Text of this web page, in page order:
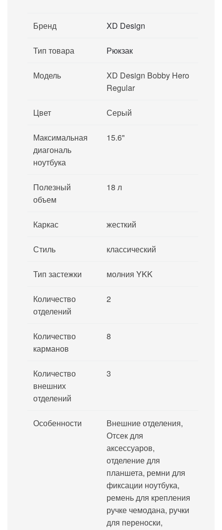
Бренд XD Design
Тип товара Рюкзак
Модель
XD Design Bobby Hero
Regular
Цвет Серый
Максимальная
диагональ
ноутбука
15.6"
Полезный
объем
18 л
Каркас жесткий
Стиль классический
Тип застежки молния YKK
Количество
отделений
2
Количество
карманов
8
Количество
внешних
отделений
3
Особенности
Внешние отделения,
Отсек для
аксессуаров,
отделение для
планшета, ремни для
фиксации ноутбука,
ремень для крепления
ручке чемодана, ручки
для переноски,